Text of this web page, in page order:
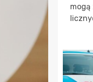
mogą